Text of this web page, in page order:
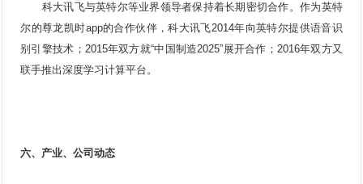
科大讯飞与英特尔等业界领导者保持着长期密切合作。作为英特
尔的尊龙凯时app的合作伙伴，科大讯飞2014年向英特尔提供语音识
别引擎技术；2015年双方就“中国制造2025”展开合作；2016年双方又
联手推出深度学习计算平台。
六、产业、公司动态